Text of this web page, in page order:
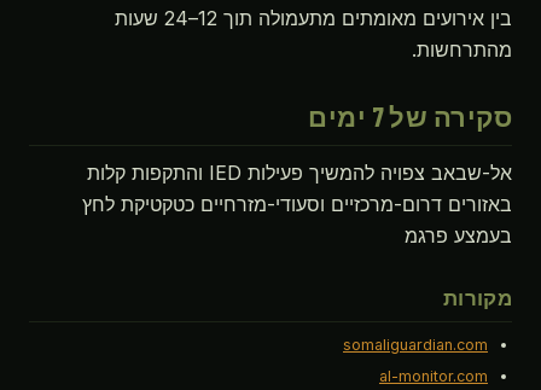
בין אירועים מאומתים מתעמולה תוך 12–24 שעות
מהתרחשות.
סקירה של 7 ימים
אל-שבאב צפויה להמשיך פעילות IED והתקפות קלות
באזורים דרום-מרכזיים וסעודי-מזרחיים כטקטיקת לחץ
בעמצע פרגמ
מקורות
somaliguardian.com
al-monitor.com